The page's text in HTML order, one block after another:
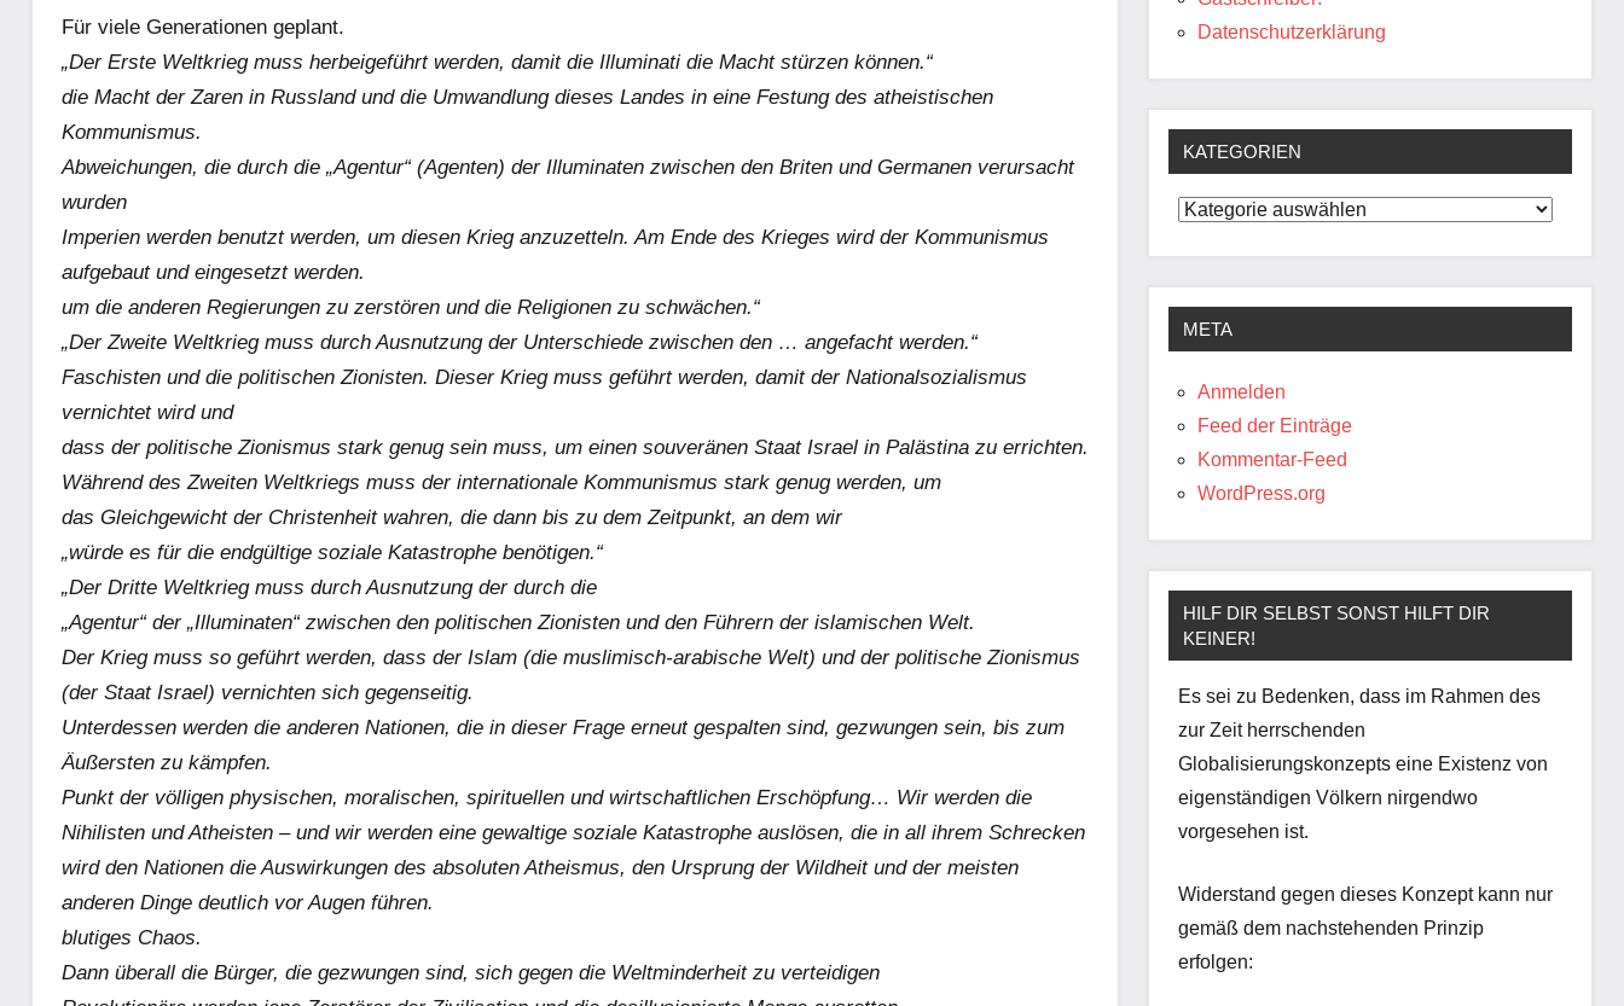
Für viele Generationen geplant.
„Der Erste Weltkrieg muss herbeigeführt werden, damit die Illuminati die Macht stürzen können.“
die Macht der Zaren in Russland und die Umwandlung dieses Landes in eine Festung des atheistischen
Kommunismus.
Abweichungen, die durch die „Agentur“ (Agenten) der Illuminaten zwischen den Briten und Germanen verursacht
wurden
Imperien werden benutzt werden, um diesen Krieg anzuzetteln. Am Ende des Krieges wird der Kommunismus
aufgebaut und eingesetzt werden.
um die anderen Regierungen zu zerstören und die Religionen zu schwächen.“
„Der Zweite Weltkrieg muss durch Ausnutzung der Unterschiede zwischen den … angefacht werden.“
Faschisten und die politischen Zionisten. Dieser Krieg muss geführt werden, damit der Nationalsozialismus
vernichtet wird und
dass der politische Zionismus stark genug sein muss, um einen souveränen Staat Israel in Palästina zu errichten.
Während des Zweiten Weltkriegs muss der internationale Kommunismus stark genug werden, um
das Gleichgewicht der Christenheit wahren, die dann bis zu dem Zeitpunkt, an dem wir
„würde es für die endgültige soziale Katastrophe benötigen.“
„Der Dritte Weltkrieg muss durch Ausnutzung der durch die
„Agentur“ der „Illuminaten“ zwischen den politischen Zionisten und den Führern der islamischen Welt.
Der Krieg muss so geführt werden, dass der Islam (die muslimisch-arabische Welt) und der politische Zionismus
(der Staat Israel) vernichten sich gegenseitig.
Unterdessen werden die anderen Nationen, die in dieser Frage erneut gespalten sind, gezwungen sein, bis zum
Äußersten zu kämpfen.
Punkt der völligen physischen, moralischen, spirituellen und wirtschaftlichen Erschöpfung… Wir werden die
Nihilisten und Atheisten – und wir werden eine gewaltige soziale Katastrophe auslösen, die in all ihrem Schrecken
wird den Nationen die Auswirkungen des absoluten Atheismus, den Ursprung der Wildheit und der meisten
anderen Dinge deutlich vor Augen führen.
blutiges Chaos.
Dann überall die Bürger, die gezwungen sind, sich gegen die Weltminderheit zu verteidigen
Datenschutzerklärung
KATEGORIEN
Kategorien
META
Anmelden
Feed der Einträge
Kommentar-Feed
WordPress.org
HILF DIR SELBST SONST HILFT DIR
KEINER!
Es sei zu Bedenken, dass im Rahmen des
zur Zeit herrschenden
Globalisierungskonzepts eine Existenz von
eigenständigen Völkern nirgendwo
vorgesehen ist.
Widerstand gegen dieses Konzept kann nur
gemäß dem nachstehenden Prinzip
erfolgen: